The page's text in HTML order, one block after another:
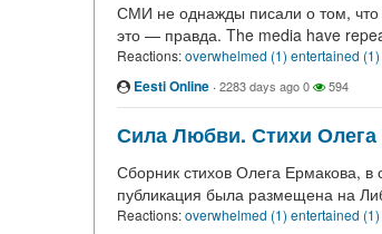
СМИ не однажды писали о том, что
это — правда. The media have
Reactions: overwhelmed (1) entertained (1)
Eesti Online · 2283 days ago 0 594
Сила Любви. Стихи Олега
Сборник стихов Олега Ермакова, в
публикация была размещена на
Reactions: overwhelmed (1) entertained (1)